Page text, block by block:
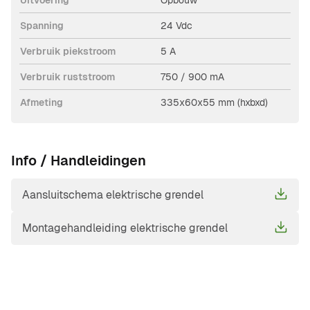
artikelnummer 808099, moet apart besteld worden.
Spanning 24 Vdc
Verbruik piekstroom 5 A
Verbruik ruststroom 750 / 900 mA
Afmeting 335x60x55 mm (hxbxd)
Info / Handleidingen
Aansluitschema elektrische grendel
Montagehandleiding elektrische grendel